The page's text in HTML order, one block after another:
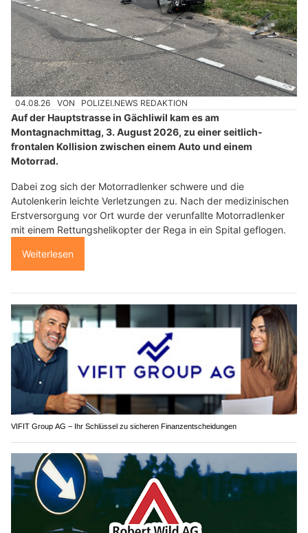
04.08.26 VON POLIZEI.NEWS REDAKTION
Auf der Hauptstrasse in Gächliwil kam es am
Montagnachmittag, 3. August 2026, zu einer seitlich-
frontalen Kollision zwischen einem Auto und einem
Motorrad.
Dabei zog sich der Motorradlenker schwere und die
Autolenkerin leichte Verletzungen zu. Nach der medizinischen
Erstversorgung vor Ort wurde der verunfallte Motorradlenker
mit einem Rettungshelikopter der Rega in ein Spital geflogen.
Weiterlesen
VIFIT Group AG – Ihr Schlüssel zu sicheren Finanzentscheidungen